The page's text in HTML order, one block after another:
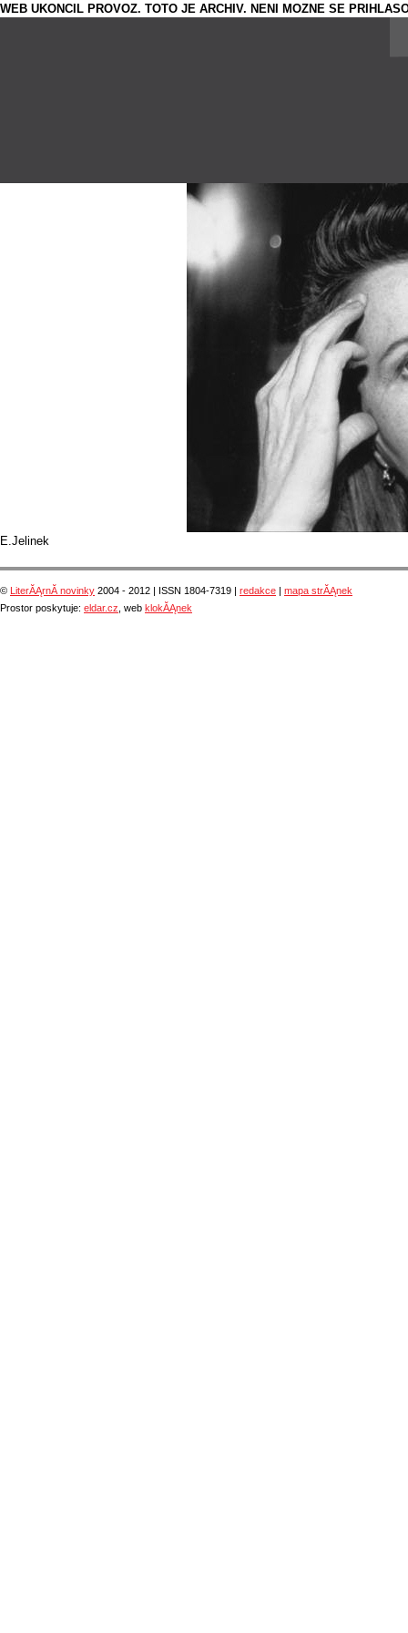
WEB UKONCIL PROVOZ. TOTO JE ARCHIV. NENI MOZNE SE
E.Jelinek
© LiterĂĄrnĂ­ novinky 2004 - 2012 | ISSN 1804-7319 | redakce
mapa strĂĄnek
Prostor poskytuje: eldar.cz , web klokĂĄnek